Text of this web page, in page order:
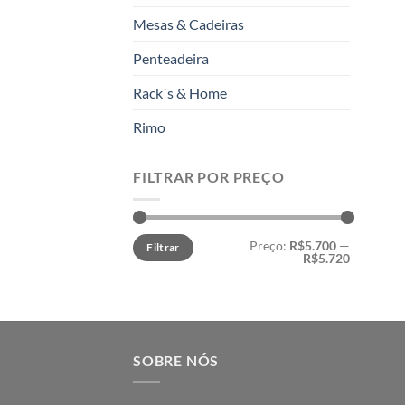
Mesas & Cadeiras
Penteadeira
Rack´s & Home
Rimo
FILTRAR POR PREÇO
Preço
mínimo
Preço
máximo
Filtrar Preço: R$5.700 —
R$5.720
SOBRE NÓS